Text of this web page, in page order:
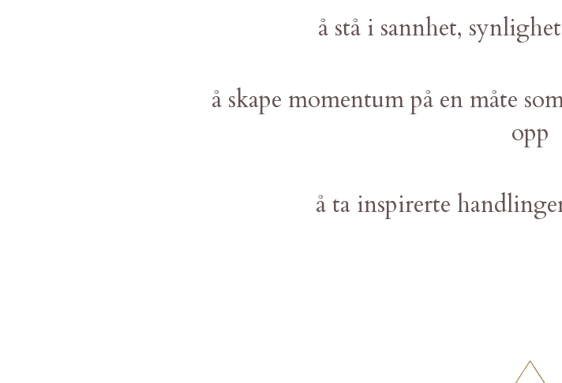
å stå i sannhet,
å skape momentum på en måte
opp
å ta inspirerte